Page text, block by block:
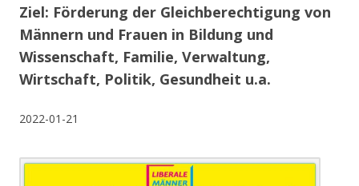
Ziel: Förderung der Gleichberechtigung von
Männern und Frauen in Bildung und
Wissenschaft, Familie, Verwaltung,
Wirtschaft, Politik, Gesundheit u.a.
2022-01-21